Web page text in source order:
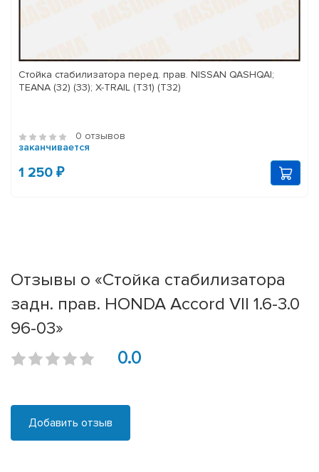
Стойка стабилизатора перед. прав. NISSAN QASHQAI;
TEANA (32) (33); X-TRAIL (T31) (T32)
0 отзывов
заканчивается
1 250 ₽
Отзывы о «Стойка стабилизатора
задн. прав. HONDA Accord VII 1.6-3.0
96-03»
0.0
Добавить отзыв